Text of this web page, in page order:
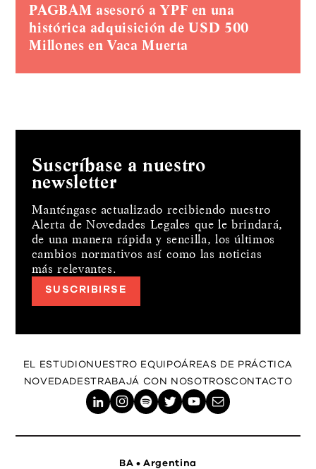
PAGBAM asesoró a YPF en una
histórica adquisición de USD 500
Millones en Vaca Muerta
Suscríbase a nuestro
newsletter
Manténgase actualizado recibiendo nuestro
Alerta de Novedades Legales que le brindará,
de una manera rápida y sencilla, los últimos
cambios normativos así como las noticias
más relevantes.
SUSCRIBIRSE
EL ESTUDIONUESTRO EQUIPOÁREAS DE PRÁCTICA
NOVEDADESTRABAJÁ CON NOSOTROSCONTACTO
BA • Argentina